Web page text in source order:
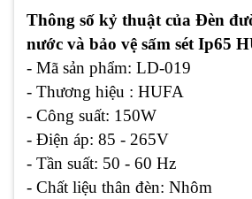
Thông số kỷ thuật của Đèn
nước và bảo vệ sấm sét Ip65
- Mã sản phẩm: LD-019
- Thương hiệu : HUFA
- Công suất: 150W
- Điện áp: 85 - 265V
- Tần suất: 50 - 60 Hz
- Chất liệu thân đèn: Nhôm